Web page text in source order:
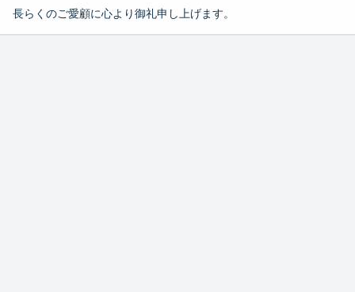
長らくのご愛顧に心より御礼申し上げます。